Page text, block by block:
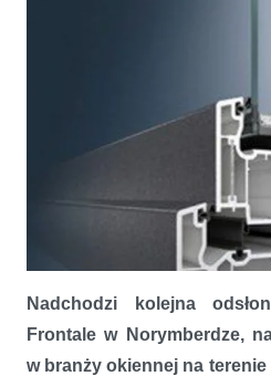
Nadchodzi kolejna
Frontale w Norymberdze,
w branży okiennej na